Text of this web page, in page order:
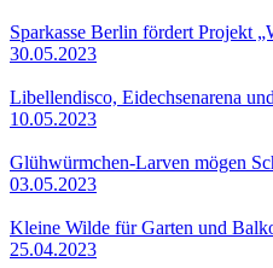
Sparkasse Berlin fördert Projekt
30.05.2023
Libellendisco, Eidechsenarena
10.05.2023
Glühwürmchen-Larven mögen
03.05.2023
Kleine Wilde für Garten und
25.04.2023